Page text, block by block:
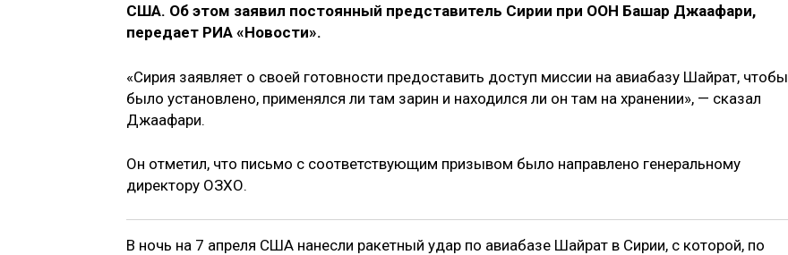
США. Об этом заявил постоянный представитель Сирии при ООН Башар Джаафари,
передает РИА «Новости».
«Сирия заявляет о своей готовности предоставить доступ миссии на авиабазу Шайрат, чтобы
было установлено, применялся ли там зарин и находился ли он там на хранении», — сказал
Джаафари.
Он отметил, что письмо с соответствующим призывом было направлено генеральному
директору ОЗХО.
В ночь на 7 апреля США нанесли ракетный удар по авиабазе Шайрат в Сирии, с которой, по